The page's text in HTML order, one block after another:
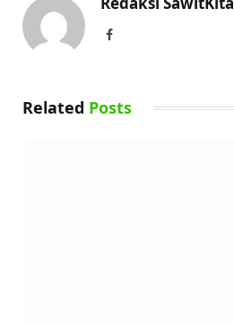
Facebook
Related Posts